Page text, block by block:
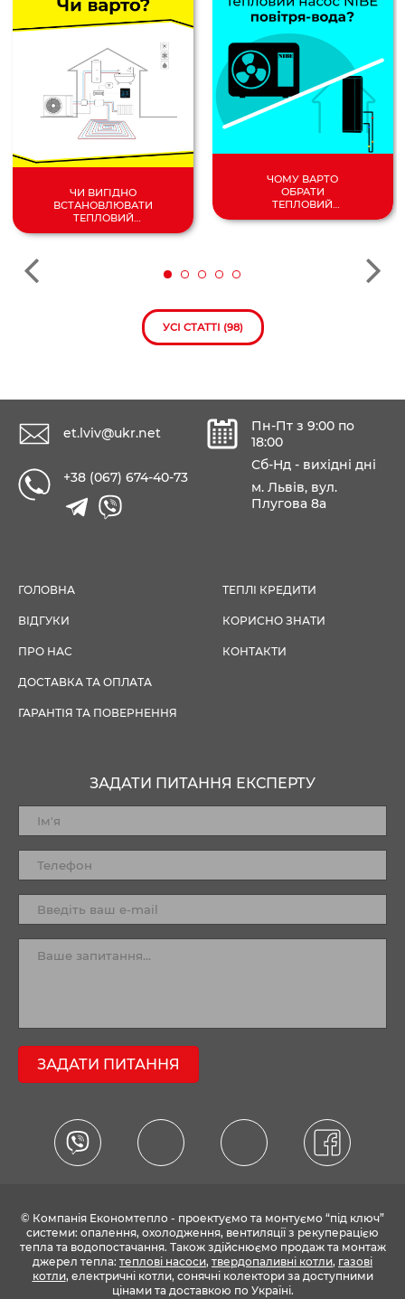
ЧИ ВИГІДНО
ВСТАНОВЛЮВАТИ
ТЕПЛОВИЙ
НАСОС У 2024
ЧОМУ ВАРТО
ОБРАТИ
ТЕПЛОВИЙ
НАСОС
УСІ СТАТТІ (98)
et.lviv@ukr.net
+38 (067) 674-40-73
Пн-Пт з 9:00 по
18:00
Сб-Нд - вихідні дні
м. Львів, вул.
Плугова 8а
ГОЛОВНА
ВІДГУКИ
ПРО НАС
ДОСТАВКА ТА ОПЛАТА
ГАРАНТІЯ ТА ПОВЕРНЕННЯ
ТЕПЛІ КРЕДИТИ
КОРИСНО ЗНАТИ
КОНТАКТИ
ЗАДАТИ ПИТАННЯ ЕКСПЕРТУ
ЗАДАТИ ПИТАННЯ
© Компанія Економтепло - проектуємо та монтуємо “під ключ”
системи: опалення, охолодження, вентиляції з рекуперацією
тепла та водопостачання. Також здійснюємо продаж та монтаж
джерел тепла: теплові насоси, твердопаливні котли, газові
котли, електричні котли, сонячні колектори за доступними
цінами та доставкою по Україні.